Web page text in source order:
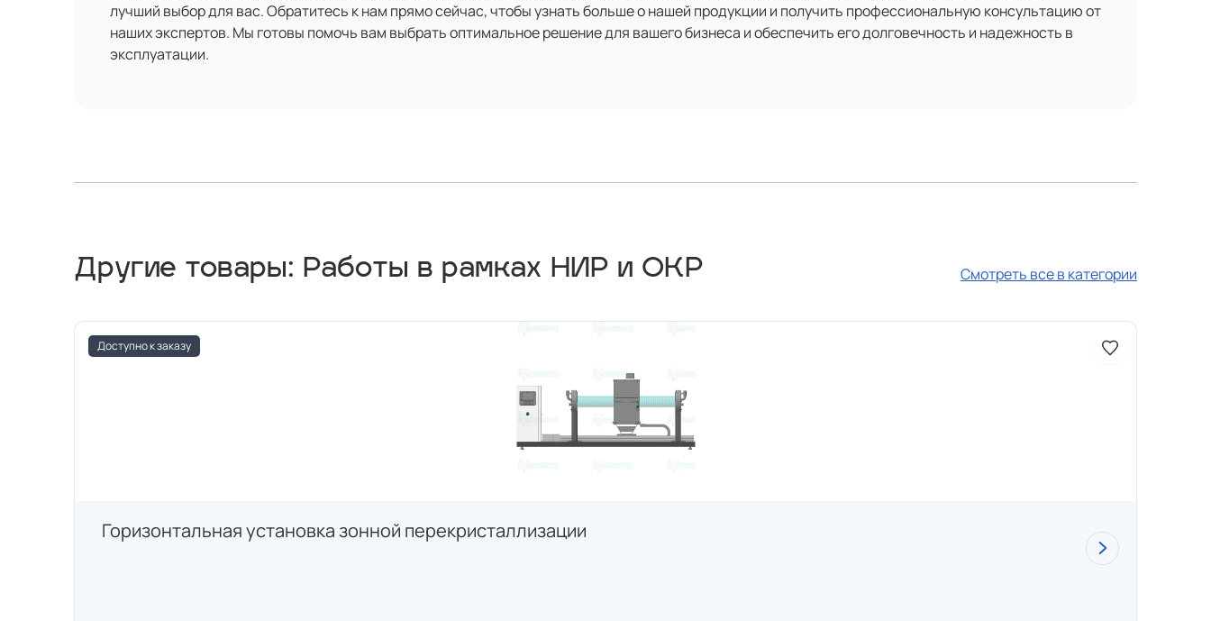
лучший выбор для вас. Обратитесь к нам прямо сейчас, чтобы узнать больше о нашей продукции и получить профессиональную консультацию от
наших экспертов. Мы готовы помочь вам выбрать оптимальное решение для вашего бизнеса и обеспечить его долговечность и надежность в
эксплуатации.
Другие товары: Работы в рамках НИР и ОКР Смотреть все в категории
Доступно к заказу
Горизонтальная установка зонной перекристаллизации